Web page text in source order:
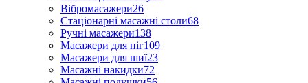
Вібромасажери26
Стаціонарні масажні столи68
Ручні масажери138
Масажери для ніг109
Масажери для шиї23
Масажні накидки72